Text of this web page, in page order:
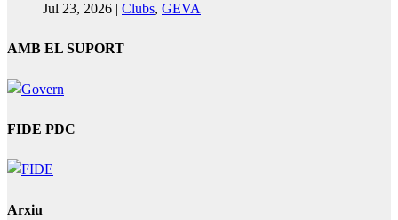
Jul 23, 2026 | Clubs, GEVA
AMB EL SUPORT
FIDE PDC
Arxiu